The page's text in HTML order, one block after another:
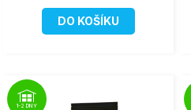
DO KOŠÍKU
1-2 DNY